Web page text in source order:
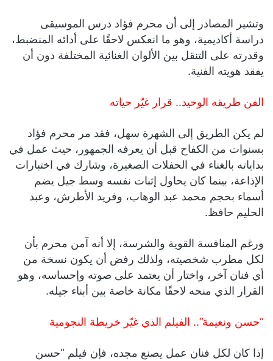
وتشير المصادر إلى أن محرم فؤاد درس الموسيقى
دراسة أكاديمية، وهو ما انعكس لاحقًا على أدائه المنضبط،
وقدرته على التنقل بين الألوان الغنائية المختلفة دون أن
يفقد هويته الفنية.
الفن طريقه الوحيد.. قرار غيّر حياته
لم يكن الطريق إلى الشهرة سهل، فقد مر محرم فؤاد
بسنوات من الكفاح قبل أن يعرفه الجمهور، حيث عمل في
بداياته بالغناء في الحفلات الصغيرة، وشارك في اختبارات
الإذاعة، بينما كان يحاول إثبات نفسه وسط جيل يضم
أسماء بحجم محمد عبد الوهاب، وفريد الأطرش، وعبد
الحليم حافظ.
ورغم المنافسة القوية والشرسة، إلا أنه آمن محرم بأن
لكل مطرب شخصيته، ولذلك رفض أن يكون نسخة من
أي فنان آخر، واختار أن يعتمد على صوته وإحساسه، وهو
القرار الذي منحه لاحقًا مكانة خاصة بين أبناء جيله.
“حسن ونعيمة”.. الفيلم الذي غيّر خريطة النجومية
إذا كان لكل فنان عمل يصنع مجده، فإن فيلم “حسن